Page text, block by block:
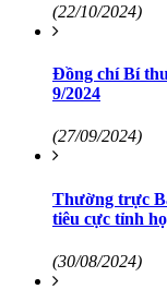
(22/10/2024)
Đồng chí Bí
9/2024
(27/09/2024)
Thường trực
tiêu cực tỉnh
(30/08/2024)